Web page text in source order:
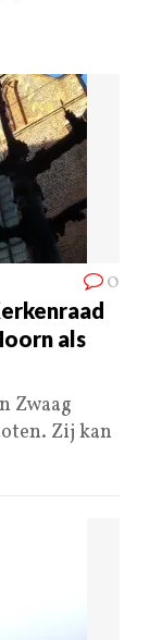
0
als
Zwaag
Zij kan